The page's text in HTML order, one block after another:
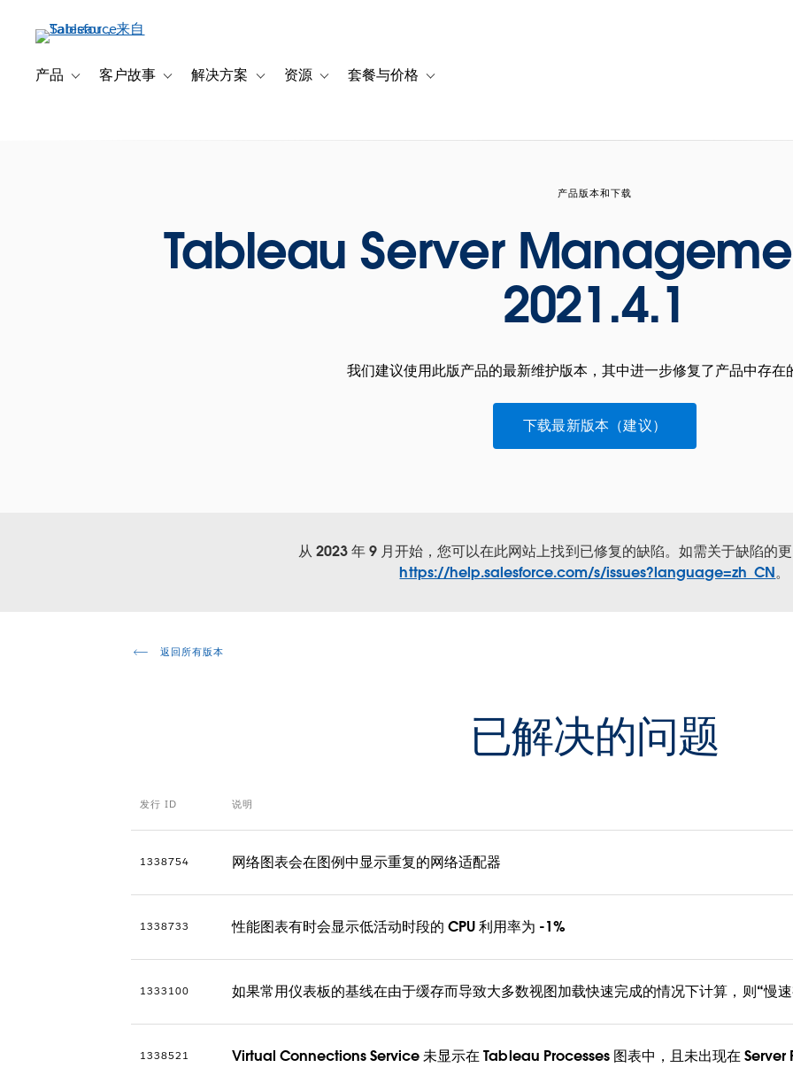
产品 Toggle sub-navigation for 产品
客户故事 Toggle sub-navigation for 客户故事
解决方案 Toggle sub-navigation for 解决方案
资源 Toggle sub-navigation for 资源
套餐与价格 Toggle sub-navigation for 套餐与价格
产品版本和下载
Tableau Server
2021.4.1
我们建议使用此版产品的最新维护版本，其中进一步修复了产品中存在
下载最新版本（建议）
从 2023 年 9 月开始，您可以在此网站上找到已修复的缺陷。如需关于缺陷的
https://help.salesforce.com/s/issues?language=zh_CN。
返回所有版本
已解决的问题
发行 ID 说明
1338754 网络图表会在图例中显示重复的网络适配器
1338733 性能图表有时会显示低活动时段的 CPU 利用率为 -1%
1333100 如果常用仪表板的基线在由于缓存而导致大多数视图加载快速完成的情况下计算，则“慢
1338521 Virtual Connections Service 未显示在 Tableau Processes 图表中，且未出现在 Server